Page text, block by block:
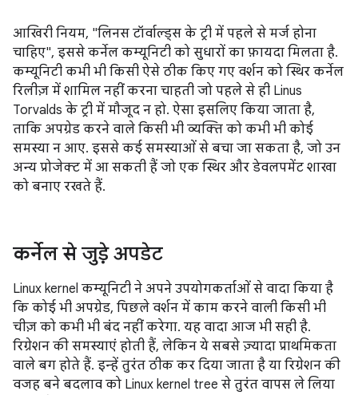
आखिरी नियम, "लिनस टॉर्वाल्ड्स के ट्री में पहले से मर्ज होना
चाहिए", इससे कर्नेल कम्यूनिटी को सुधारों का फ़ायदा मिलता है.
कम्यूनिटी कभी भी किसी ऐसे ठीक किए गए वर्शन को स्थिर कर्नेल
रिलीज़ में शामिल नहीं करना चाहती जो पहले से ही Linus
Torvalds के ट्री में मौजूद न हो. ऐसा इसलिए किया जाता है,
ताकि अपग्रेड करने वाले किसी भी व्यक्ति को कभी भी कोई
समस्या न आए. इससे कई समस्याओं से बचा जा सकता है, जो उन
अन्य प्रोजेक्ट में आ सकती हैं जो एक स्थिर और डेवलपमेंट शाखा
को बनाए रखते हैं.
कर्नेल से जुड़े अपडेट
Linux kernel कम्यूनिटी ने अपने उपयोगकर्ताओं से वादा किया है
कि कोई भी अपग्रेड, पिछले वर्शन में काम करने वाली किसी भी
चीज़ को कभी भी बंद नहीं करेगा. यह वादा आज भी सही है.
रिग्रेशन की समस्याएं होती हैं, लेकिन ये सबसे ज़्यादा प्राथमिकता
वाले बग होते हैं. इन्हें तुरंत ठीक कर दिया जाता है या रिग्रेशन की
वजह बने बदलाव को Linux kernel tree से तुरंत वापस ले लिया